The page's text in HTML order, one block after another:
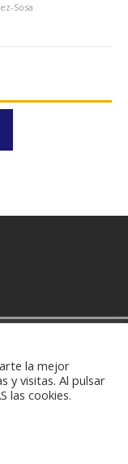
Sosa
la mejor
y visitas. Al pulsar
las cookies.